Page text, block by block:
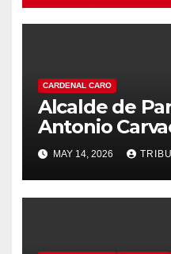
CARDENAL CARO
Alcalde de
Antonio
encuentra
Santiago y en
estable
MAY 14, 2026